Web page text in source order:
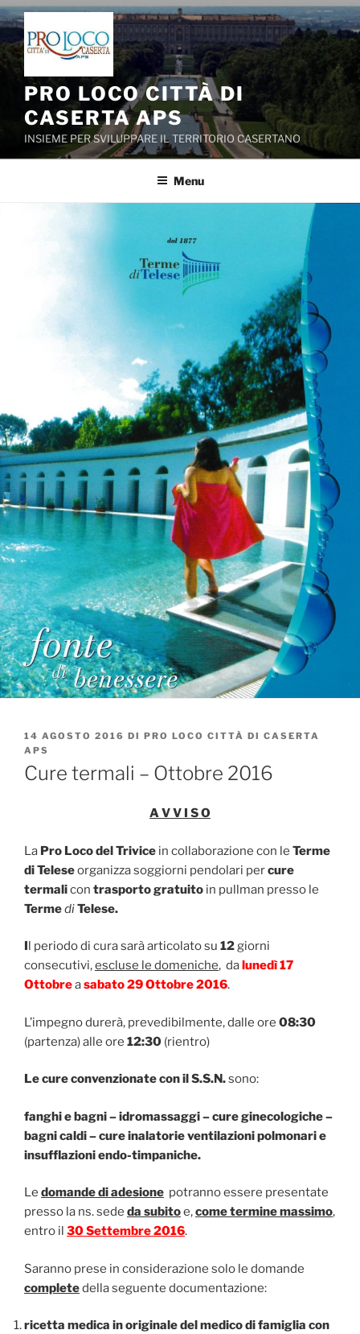
Salta
al
contenuto
PRO LOCO CITTÀ DI
CASERTA APS
INSIEME PER SVILUPPARE IL TERRITORIO CASERTANO
Menu
PUBBLICATO
IL
14 AGOSTO 2016 DI PRO LOCO CITTÀ DI CASERTA
APS
Cure termali – Ottobre 2016
A V V I S O
La Pro Loco del Trivice in collaborazione con le Terme
di Teleseorganizza soggiorni pendolari percure
termalicon trasporto gratuito in pullman presso le
TermediTelese.
Il periodo di cura sarà articolato su 12giorni
consecutivi,escluse le domeniche, dalunedì 17
Ottobreasabato29 Ottobre 2016.
L’impegno durerà, prevedibilmente, dalle ore 08:30
(partenza) alle ore 12:30 (rientro)
Le cure convenzionate con il S.S.N.sono:
fanghi e bagni – idromassaggi – cure ginecologiche –
bagni caldi – cure inalatorie ventilazioni polmonari e
insufflazioni endo-timpaniche.
Le domande di adesione potranno essere presentate
presso la ns. sede da subitoe,come termine massimo,
entro il 30 Settembre 2016.
Saranno prese in considerazione solo le domande
completedella seguente documentazione:
ricetta medica in originale del medico di famiglia con